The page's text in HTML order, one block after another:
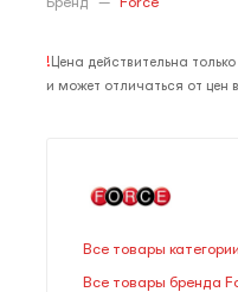
! Цена действительна
и может отличаться от цен
Все товары категории
Все товары бренда